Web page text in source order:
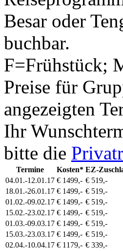
Besar oder
buchbar.
F=Frühstück;
Preise für
angezeigten
Ihr
bitte die
Termine Kosten* EZ-
04.01.-12.01.17 € 1499,- € 519,-
18.01.-26.01.17 € 1499,- € 519,-
01.02.-09.02.17 € 1499,- € 519,-
15.02.-23.02.17 € 1499,- € 519,-
01.03.-09.03.17 € 1499,- € 519,-
15.03.-23.03.17 € 1499,- € 519,-
02.04.-10.04.17 € 1179,- € 339,-